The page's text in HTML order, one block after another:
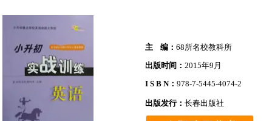
主 编： 68所名校教科所
出版时间： 2015年9月
I S B N： 978-7-5445-4074-2
出版发行： 长春出版社